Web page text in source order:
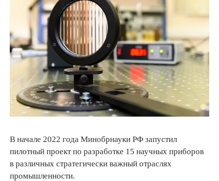
В начале 2022 года Минобрнауки РФ запустил
пилотный проект по разработке 15 научных приборов
в различных стратегически важный отраслях
промышленности.